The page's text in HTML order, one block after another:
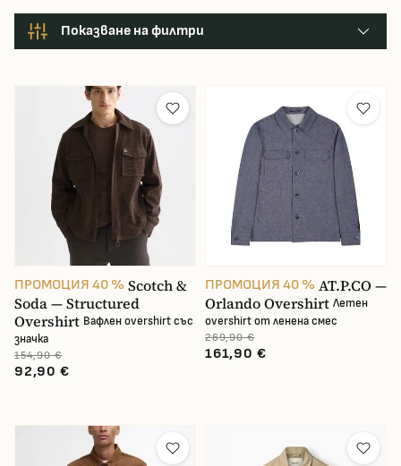
маркитеBarbour,Portuguese Flannelиforét, като
поставяме максимален акцент върху качеството –
Показване на филтри
Производител
Размер
Цвят
Материал на облеклото
Закопчаване
Пол
ПРОМОЦИЯ 40 % Scotch &
Soda — Structured
Overshirt Вафлен overshirt със
значка
154,90 €
92,90 €
ПРОМОЦИЯ 40 % AT.P.CO —
Orlando Overshirt Летен
overshirt от ленена смес
269,90 €
161,90 €